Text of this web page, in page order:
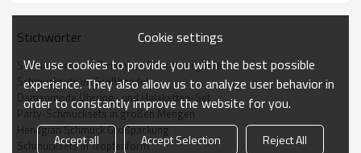
vergoldet | Für
festliche Anlässe
Messingschmuck –
Stichwörter
Schmucksets mit Zirkonia, 18 Karat vergoldet
Schmucksets im Großhandel
Damenmode Ohrring- und Halsketten-Set
Party-Schmucksets in großen Mengen
Hendgian Schmuck Großpackung
Schmucksets in Tropfenform
Cookie settings
We use cookies to provide you with the best possible
experience. They also allow us to analyze user behavior in
order to constantly improve the website for you.
Accept all Accept Selection Reject All